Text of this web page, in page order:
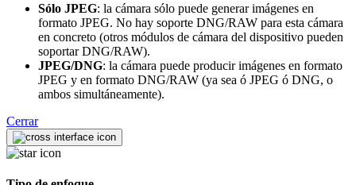
Sólo JPEG: la cámara sólo puede generar imágenes en
formato JPEG. No hay soporte DNG/RAW para esta cámara
en concreto (otros módulos de cámara del dispositivo pueden
soportar DNG/RAW).
JPEG/DNG: la cámara puede producir imágenes en formato
JPEG y en formato DNG/RAW (ya sea ó JPEG ó DNG, o
ambos simultáneamente).
Cerrar